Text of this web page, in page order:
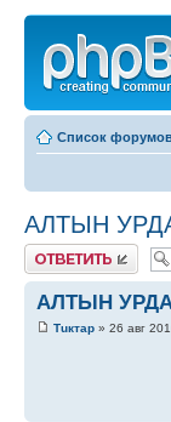
Список
АЛТЫН
Ответить
АЛТЫН
Тuктар » 26 авг